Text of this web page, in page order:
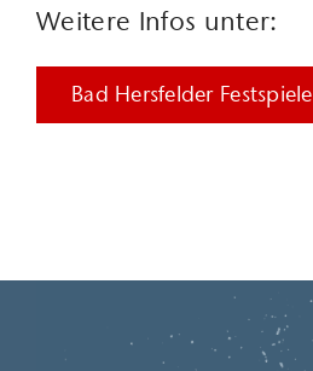
Weitere Infos unter:
Bad Hersfelder Festspiele